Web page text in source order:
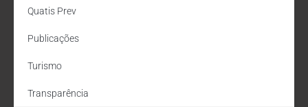
Quatis Prev
Publicações
Turismo
Transparência